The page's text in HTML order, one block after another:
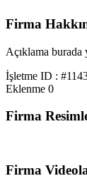
Firma
Açıklama burada
İşletme ID :
Eklenme 0
Firma
Firma